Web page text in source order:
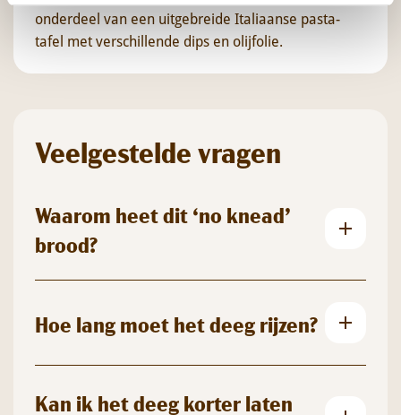
onderdeel van een uitgebreide Italiaanse pasta-
tafel met verschillende dips en olijfolie.
Veelgestelde vragen
Waarom heet dit ‘no knead’
brood?
Hoe lang moet het deeg rijzen?
Kan ik het deeg korter laten